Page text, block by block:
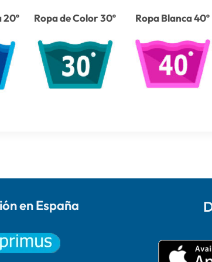
20º Ropa de Color 30º Ropa Blanca 40º
en España